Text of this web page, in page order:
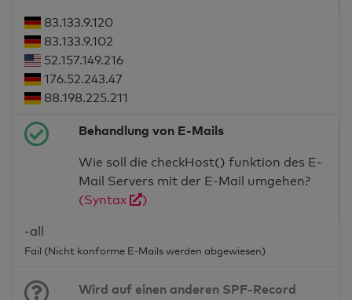
83.133.9.120
83.133.9.102
52.157.149.216
176.52.243.47
88.198.225.211
Behandlung von E-Mails
Wie soll die checkHost() funktion des E-
Mail Servers mit der E-Mail umgehen?
(Syntax
)
-all
Fail (Nicht konforme E-Mails werden abgewiesen)
Wird auf einen anderen SPF-Record